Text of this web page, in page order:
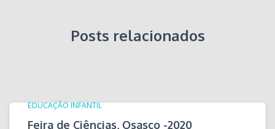
Posts relacionados
EDUCAÇÃO INFANTIL
Feira de Ciências, Osasco -2020